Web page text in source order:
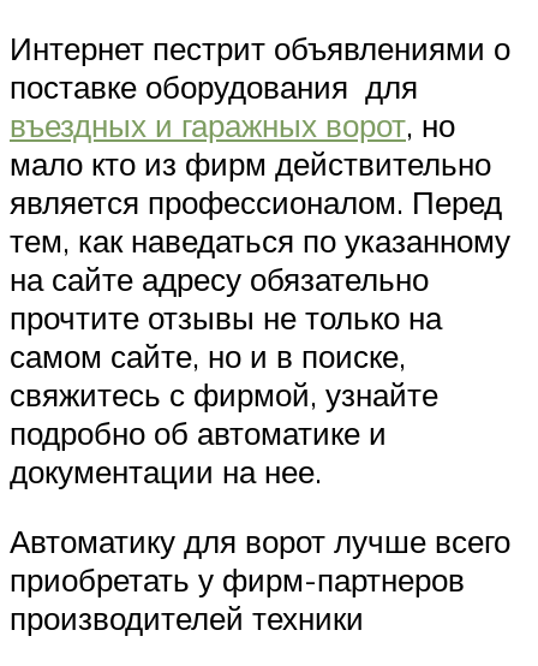
Интернет пестрит объявлениями о
поставке оборудования для
въездных и гаражных ворот, но
мало кто из фирм действительно
является профессионалом. Перед
тем, как наведаться по указанному
на сайте адресу обязательно
прочтите отзывы не только на
самом сайте, но и в поиске,
свяжитесь с фирмой, узнайте
подробно об автоматике и
документации на нее.
Автоматику для ворот лучше всего
приобретать у фирм-партнеров
производителей техники